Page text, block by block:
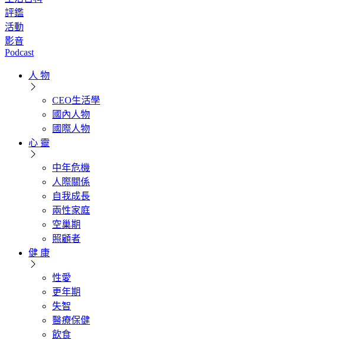
評鑑
活動
影音
Podcast
人 物
CEO生活學
國內人物
國際人物
心 靈
中年危機
人際關係
自我成長
兩性家庭
空巢期
照顧者
健 康
性愛
更年期
失智
醫療保健
飲食